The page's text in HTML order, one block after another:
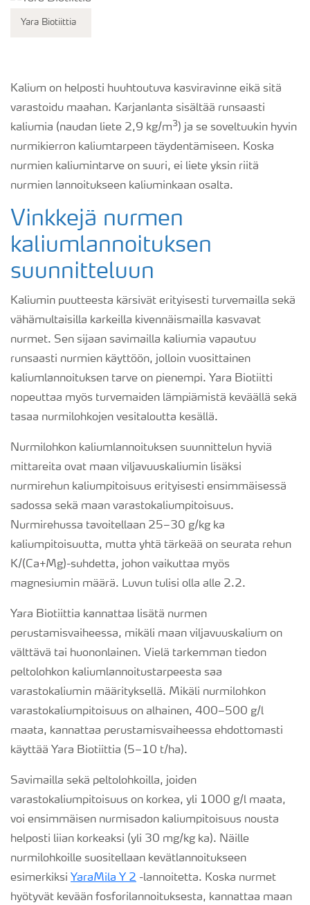
Yara Biotiittia
Kalium on helposti huuhtoutuva kasviravinne eikä sitä
varastoidu maahan. Karjanlanta sisältää runsaasti
kaliumia (naudan liete 2,9 kg/m3) ja se soveltuukin hyvin
nurmikierron kaliumtarpeen täydentämiseen. Koska
nurmien kaliumintarve on suuri, ei liete yksin riitä
nurmien lannoitukseen kaliuminkaan osalta.
Vinkkejä nurmen
kaliumlannoituksen
suunnitteluun
Kaliumin puutteesta kärsivät erityisesti turvemailla sekä
vähämultaisilla karkeilla kivennäismailla kasvavat
nurmet. Sen sijaan savimailla kaliumia vapautuu
runsaasti nurmien käyttöön, jolloin vuosittainen
kaliumlannoituksen tarve on pienempi. Yara Biotiitti
nopeuttaa myös turvemaiden lämpiämistä keväällä sekä
tasaa nurmilohkojen vesitaloutta kesällä.
Nurmilohkon kaliumlannoituksen suunnittelun hyviä
mittareita ovat maan viljavuuskaliumin lisäksi
nurmirehun kaliumpitoisuus erityisesti ensimmäisessä
sadossa sekä maan varastokaliumpitoisuus.
Nurmirehussa tavoitellaan 25–30 g/kg ka
kaliumpitoisuutta, mutta yhtä tärkeää on seurata rehun
K/(Ca+Mg)-suhdetta, johon vaikuttaa myös
magnesiumin määrä. Luvun tulisi olla alle 2.2.
Yara Biotiittia kannattaa lisätä nurmen
perustamisvaiheessa, mikäli maan viljavuuskalium on
välttävä tai huononlainen. Vielä tarkemman tiedon
peltolohkon kaliumlannoitustarpeesta saa
varastokaliumin määrityksellä. Mikäli nurmilohkon
varastokaliumpitoisuus on alhainen, 400–500 g/l
maata, kannattaa perustamisvaiheessa ehdottomasti
käyttää Yara Biotiittia (5–10 t/ha).
Savimailla sekä peltolohkoilla, joiden
varastokaliumpitoisuus on korkea, yli 1000 g/l maata,
voi ensimmäisen nurmisadon kaliumpitoisuus nousta
helposti liian korkeaksi (yli 30 mg/kg ka). Näille
nurmilohkoille suositellaan kevätlannoitukseen
esimerkiksi YaraMila Y 2 -lannoitetta. Koska nurmet
hyötyvät kevään fosforilannoituksesta, kannattaa maan